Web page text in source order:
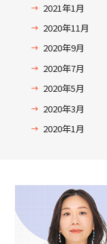
2021年1月
2020年11月
2020年9月
2020年7月
2020年5月
2020年3月
2020年1月